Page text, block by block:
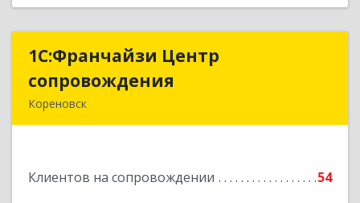
1С:Франчайзи Центр
сопровождения
Кореновск
Клиентов на сопровождении 54
1С:Франчайзи Центр